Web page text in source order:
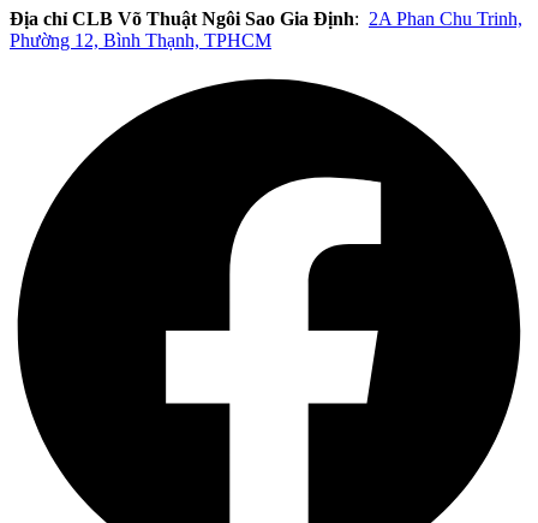
Địa chỉ CLB Võ Thuật Ngôi Sao Gia Định: 2A Phan Chu Trinh,
Phường 12, Bình Thạnh, TPHCM